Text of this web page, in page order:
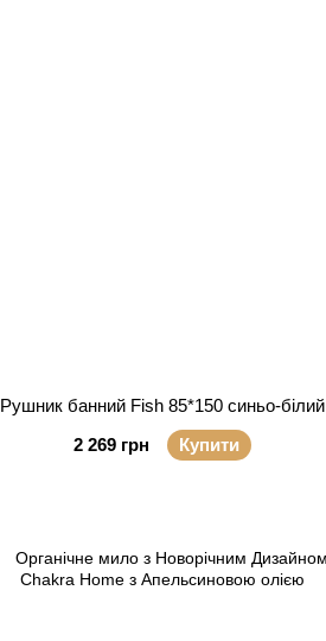
Рушник банний Fish 85*150 синьо-білий
2 269 грн
Купити